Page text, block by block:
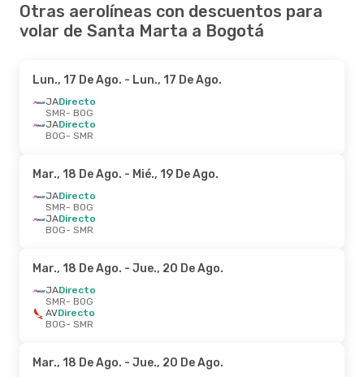
Otras aerolíneas con descuentos para
volar de Santa Marta a Bogotá
Lun., 17 De Ago. - Lun., 17 De Ago.
JADirecto
SMR- BOG
JADirecto
BOG- SMR
Mar., 18 De Ago. - Mié., 19 De Ago.
JADirecto
SMR- BOG
JADirecto
BOG- SMR
Mar., 18 De Ago. - Jue., 20 De Ago.
JADirecto
SMR- BOG
AVDirecto
BOG- SMR
Mar., 18 De Ago. - Jue., 20 De Ago.